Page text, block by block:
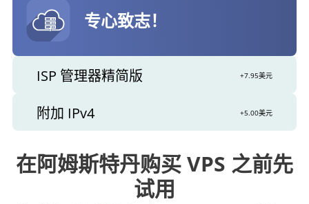
专心致志！
ISP 管理器精简版 +7.95美元
附加 IPv4 +5.00美元
在阿姆斯特丹购买 VPS 之前先
试用